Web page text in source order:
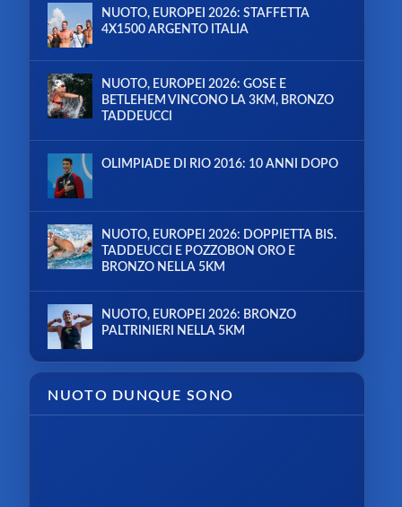
NUOTO, EUROPEI 2026: STAFFETTA
4X1500 ARGENTO ITALIA
NUOTO, EUROPEI 2026: GOSE E
BETLEHEM VINCONO LA 3KM, BRONZO
TADDEUCCI
OLIMPIADE DI RIO 2016: 10 ANNI DOPO
NUOTO, EUROPEI 2026: DOPPIETTA BIS.
TADDEUCCI E POZZOBON ORO E
BRONZO NELLA 5KM
NUOTO, EUROPEI 2026: BRONZO
PALTRINIERI NELLA 5KM
NUOTO DUNQUE SONO